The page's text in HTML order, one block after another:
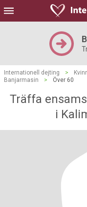
Internationell dejting >
Banjarmasin
> Över 60
Träffa
i